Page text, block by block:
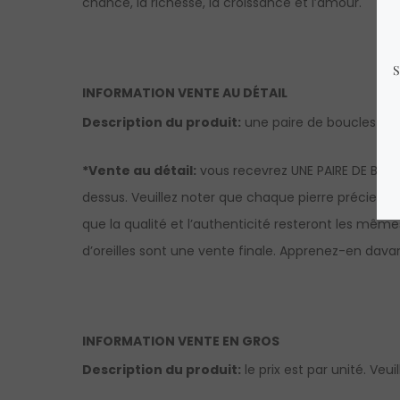
INFORMATION VENTE AU DÉTAIL
Description du produit: une paire de boucles
*Vente au détail: vous recevrez UNE PAIRE DE
dessus. Veuillez noter que chaque pierre
que la qualité et l’authenticité resteront les
d’oreilles sont une vente finale. Apprenez-en
INFORMATION VENTE EN GROS
Description du produit: le prix est par unité.